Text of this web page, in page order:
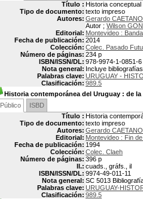
Título : Historia
Tipo de documento: texto impreso
Autores: Gerardo
Autor ; Wilson
Editorial: Montevideo :
Fecha de publicación: 2014
Colección: Colec. Pasado
Número de páginas: 234 p
ISBN/ISSN/DL: 978-9974-1-0851-6
Nota general: Incluye bibliografías
Palabras clave: URUGUAY -
Clasificación: 989.5
Historia contemporánea del Uruguay : de la
Público
ISBD
Título : Historia
Tipo de documento: texto impreso
Autores: Gerardo
Editorial: Montevideo : Fin
Fecha de publicación: 1994
Colección: Colec. Claeh
Número de páginas: 396 p
Il.: cuads., gráfs., il
ISBN/ISSN/DL: 9974-49-011-11
Nota general: SC 5013
Palabras clave: URUGUAY-
Clasificación: 989.5